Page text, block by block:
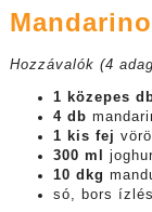
Hozzávalók (4
1 közepes
4 db
1 kis fej
300 ml
10 dkg
só, bors